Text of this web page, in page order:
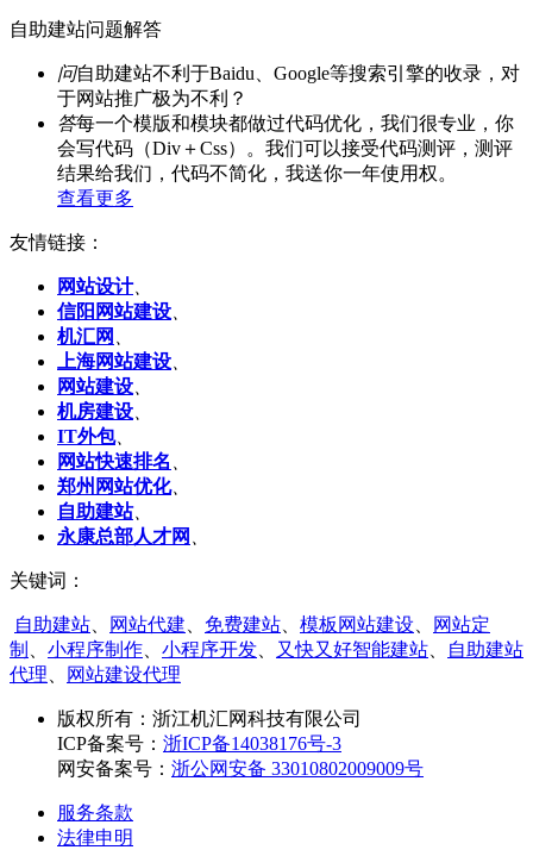
自助建站问题解答
问自助建站不利于Baidu、Google等搜索引擎的收录，对
于网站推广极为不利？
答每一个模版和模块都做过代码优化，我们很专业，你
会写代码（Div＋Css）。我们可以接受代码测评，测评
结果给我们，代码不简化，我送你一年使用权。
查看更多
友情链接：
网站设计、
信阳网站建设、
机汇网 、
上海网站建设、
网站建设、
机房建设、
IT外包、
网站快速排名 、
郑州网站优化、
自助建站、
永康总部人才网 、
关键词：
自助建站 网站代建 免费建站 模板网站建设
网站定
制
小程序制作 小程序开发 又快又好智能建站
自助建站
代理
网站建设代理
版权所有： 浙江机汇网科技有限公司
ICP备案号： 浙ICP备14038176号-3
网安备案号： 浙公网安备 33010802009009号
服务条款
法律申明